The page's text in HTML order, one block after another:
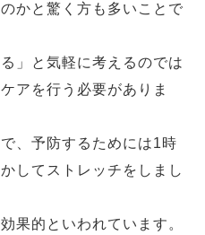
かと驚く方も多いことで
」と気軽に考えるのでは
アを行う必要がありま
、予防するためには1時
してストレッチをしまし
果的といわれています。